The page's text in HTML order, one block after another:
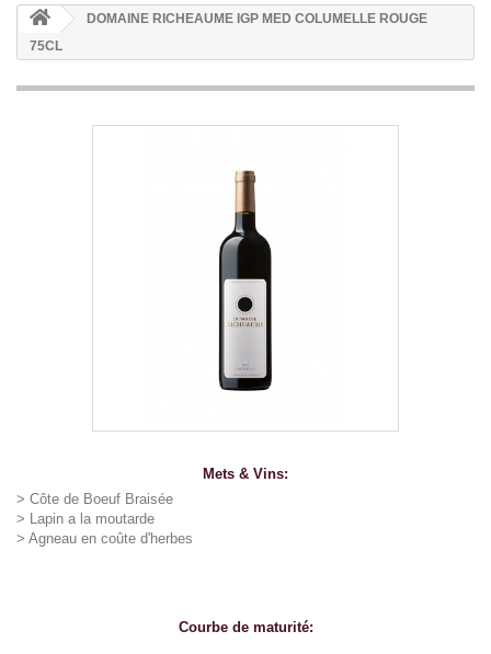
DOMAINE RICHEAUME IGP MED COLUMELLE ROUGE
75CL
Mets & Vins:
> Côte de Boeuf Braisée
> Lapin a la moutarde
> Agneau en coûte d'herbes
Courbe de maturité: